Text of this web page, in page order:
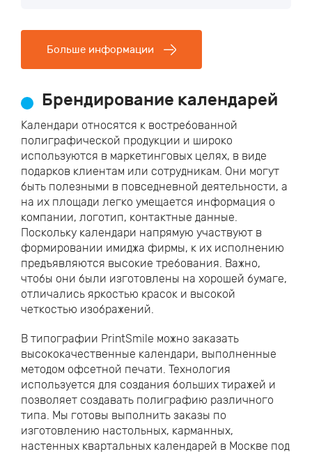
Больше информации
Брендирование календарей
Календари относятся к востребованной
полиграфической продукции и широко
используются в маркетинговых целях, в виде
подарков клиентам или сотрудникам. Они могут
быть полезными в повседневной деятельности, а
на их площади легко умещается информация о
компании, логотип, контактные данные.
Поскольку календари напрямую участвуют в
формировании имиджа фирмы, к их исполнению
предъявляются высокие требования. Важно,
чтобы они были изготовлены на хорошей бумаге,
отличались яркостью красок и высокой
четкостью изображений.
В типографии PrintSmile можно заказать
высококачественные календари, выполненные
методом офсетной печати. Технология
используется для создания больших тиражей и
позволяет создавать полиграфию различного
типа. Мы готовы выполнить заказы по
изготовлению настольных, карманных,
настенных квартальных календарей в Москве под